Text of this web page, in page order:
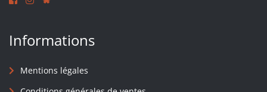
Informations
Mentions légales